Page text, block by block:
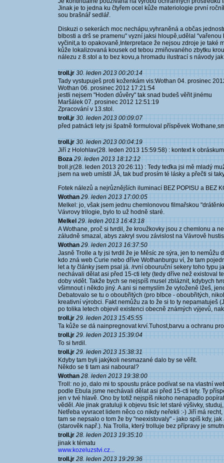
Jinak je to jedna ku čtyřem ocel kůže materiologie první
sou brašnář sedlář.
Diskuzi o sekerách moc nechápu,vyhraněná a občas
blbosti a drš se pramenu" vyzní jaksi hloupě,udělal
vyčinit,a to opakovaně,Interpretace že nejsou zdroje je také
kůže lokalizovaná kousek od tebou zmiňovaného zbytku
nálezu z 8.stol a to bez kovu,a hromadu ilustrací s návody
troll.jr 30. leden 2013 00:20:14
Tady vystupuješ proti koženkám vis:Wothan 04. prosinec
Wothan 06. prosinec 2012 17:21:54
jestli nejsem "Hoden důvěry" tak snad budeš věřit jinému
Maršálek 07. prosinec 2012 12:51:19
Zpracování v 13.stol.
troll.jr 30. leden 2013 00:09:07
před patnácti lety jsi špatně formuloval příspěvek
troll.jr 30. leden 2013 00:04:19
Jiří z Holohlav(28. leden 2013 15:59:58) : kontext k obráskum
Boza 29. leden 2013 18:12:12
troll.jr(28. leden 2013 20:26:11) : Tedy teďka jsi mě mladý
jsem na web umístil JÁ, tak buď prosím té lásky a přečti si
Fotek nálezů a nejrůznějších iluminací BEZ POPISU a BEZ
Wothan 29. leden 2013 17:00:05
Melkel: jo, však jsem jednu chemlonovou filmařskou
Vávrovy trilogie, bylo to už hodně staré.
Melkel 29. leden 2013 16:43:18
A Wothane, proč si tvrdil, že kroužkovky jsou z chemlonu a
záludně smazal, abys zakryl svou závislost na Vávrově
Wothan 29. leden 2013 16:37:50
Jasně Trolle a ty jsi tvrdil že je Měsíc ze sýra, jen to nemůžu
kdo zná web Curie nebo dříve Wothanburgu ví, že tam
let a ty články jsem psal já. /rvní obouruční sekery toho typu
nechávali dělat asi před 15-cti lety (tedy dříve než existoval
doby vidět. Takže bych se nejspíš musel zbláznit, kdybych
všimnout i někdo jiný. A ani si nemyslím že vyloženě lžeš,
Debatovalo se tu o oboubřitých (pro blbce - oboubřitých,
kreativní výrobci. Fakt nemůžu za to že si to ty nepamatuješ
po tolika letech objevil existenci obecně známých výjevů,
troll.jr 29. leden 2013 15:45:55
Ta kůže se dá nainpregnovat krví.Tuhost,barvu a ochranu
troll.jr 29. leden 2013 15:39:04
To si tvrdil.
troll.jr 29. leden 2013 15:38:31
Kdyby tam byli jakýkoli nesmazané dalo by se věřit.
Někdo se ti tam asi naboural?
Wothan 28. leden 2013 19:38:00
Troll: no jo, dalo mi to spoustu práce podívat se na vlastní
podle Ebula jsme nechávali dělat asi před 15-cti lety. Ty
jen v tvé hlavě. Ono by totiž nejspíš nikoho nenapadlo
věděl. Ale jinak gratuluji k objevu tisíc let staré výšivky,
Netřeba vyvracet lidem něco co nikdy neřekli :-) Jiří má
tam se nepsalo o tom že by "neexistovaly" - jako spíš kdy,
(starověk např.). Na Trolla, který trolluje bez přípravy je
troll.jr 28. leden 2013 19:35:10
jinak k tématu
www.kozeluzstvi.cz...
troll.jr 28. leden 2013 19:29:36